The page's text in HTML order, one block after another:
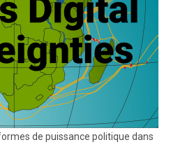
de puissance politique dans